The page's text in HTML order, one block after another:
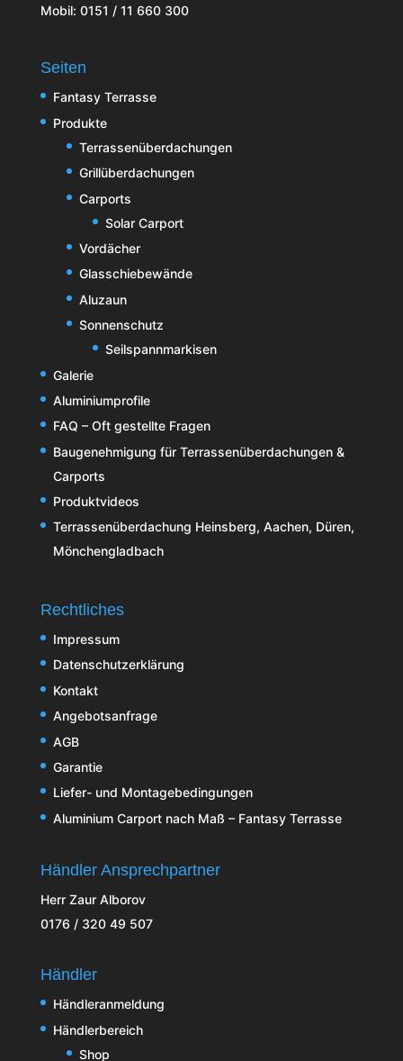
Mobil: 0151 / 11 660 300
Seiten
Fantasy Terrasse
Produkte
Terrassenüberdachungen
Grillüberdachungen
Carports
Solar Carport
Vordächer
Glasschiebewände
Aluzaun
Sonnenschutz
Seilspannmarkisen
Galerie
Aluminiumprofile
FAQ – Oft gestellte Fragen
Baugenehmigung für Terrassenüberdachungen &
Carports
Produktvideos
Terrassenüberdachung Heinsberg, Aachen, Düren,
Mönchengladbach
Rechtliches
Impressum
Datenschutzerklärung
Kontakt
Angebotsanfrage
AGB
Garantie
Liefer- und Montagebedingungen
Aluminium Carport nach Maß – Fantasy Terrasse
Händler Ansprechpartner
Herr Zaur Alborov
0176 / 320 49 507
Händler
Händleranmeldung
Händlerbereich
Shop